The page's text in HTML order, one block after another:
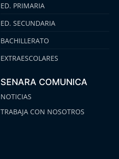
ED. PRIMARIA
ED. SECUNDARIA
BACHILLERATO
EXTRAESCOLARES
SENARA COMUNICA
NOTICIAS
TRABAJA CON NOSOTROS